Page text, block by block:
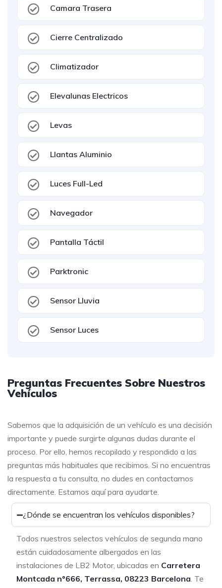
Camara Trasera
Cierre Centralizado
Climatizador
Elevalunas Electricos
Levas
Llantas Aluminio
Luces Full-Led
Navegador
Pantalla Táctil
Parktronic
Sensor Lluvia
Sensor Luces
Preguntas Frecuentes Sobre Nuestros
Vehículos
Sabemos que la adquisición de un vehículo es una decisión
importante y puede surgirte algunas dudas durante el
proceso. Por ello, hemos recopilado y respondido a las
preguntas más habituales que recibimos. Si no encuentras
la respuesta a tu consulta, no dudes en contactarnos
directamente. Estamos aquí para ayudarte.
¿Dónde se encuentran los vehículos disponibles?
Todos nuestros selectos vehículos de segunda mano
están cuidadosamente albergados en las
instalaciones de LB2 Motor, ubicadas en Carretera
Montcada nº666, Terrassa, 08223 Barcelona. Te